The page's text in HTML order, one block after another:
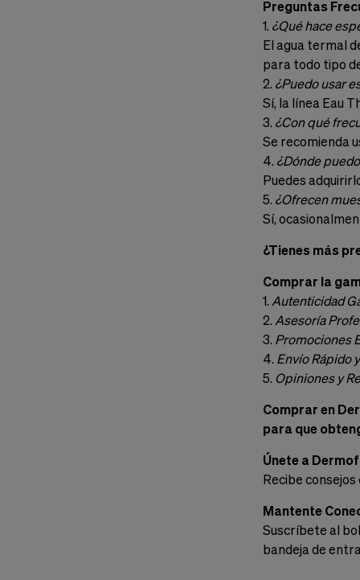
Preguntas
1. ¿Qué hace
El agua termal
para todo tipo
2. ¿Puedo usar
Sí, la línea Eau
3. ¿Con qué
Se recomienda
4. ¿Dónde
Puedes
5. ¿Ofrecen
Sí,
¿Tienes más
Comprar la
1. Autenticidad
2. Asesoría
3. Promociones
4. Envío Rápido
5. Opiniones y
Comprar en
para que
Únete a
Recibe
Mantente
Suscríbete al
bandeja de